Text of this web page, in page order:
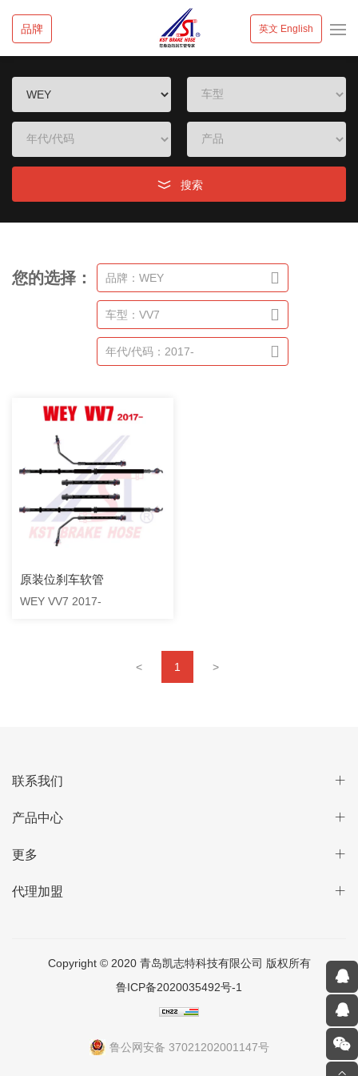
品牌 英文 English
搜索
您的选择： 品牌：WEY
车型：VV7
年代/代码：2017-
原装位刹车软管
WEY VV7 2017-
< 1 >
联系我们
产品中心
更多
代理加盟
Copyright © 2020 青岛凯志特科技有限公司 版权所有
鲁ICP备2020035492号-1
鲁公网安备 37021202001147号